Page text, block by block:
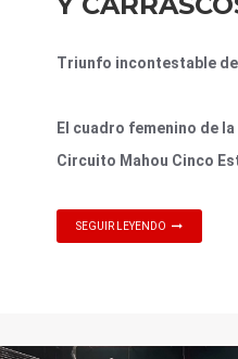
Triunfo incontestable
El cuadro femenino de
Circuito Mahou Cinco
SEGUIR LEYENDO